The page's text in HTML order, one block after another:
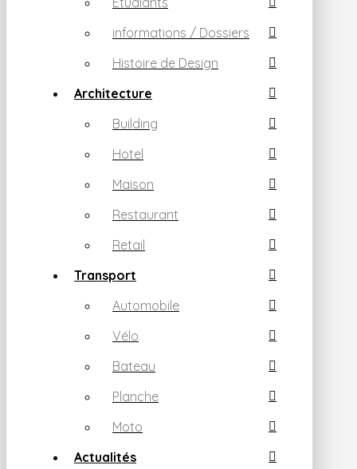
informations / Dossiers
Histoire de Design
Architecture
Building
Hotel
Maison
Restaurant
Retail
Transport
Automobile
Vélo
Bateau
Planche
Moto
Actualités